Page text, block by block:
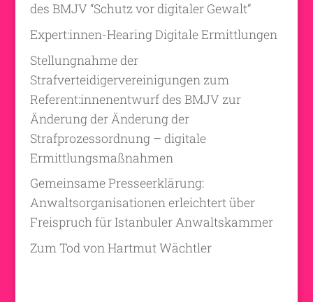
des BMJV “Schutz vor digitaler Gewalt”
Expert:innen-Hearing Digitale Ermittlungen
Stellungnahme der
Strafverteidigervereinigungen zum
Referent:innenentwurf des BMJV zur
Änderung der Änderung der
Strafprozessordnung – digitale
Ermittlungsmaßnahmen
Gemeinsame Presseerklärung:
Anwaltsorganisationen erleichtert über
Freispruch für Istanbuler Anwaltskammer
Zum Tod von Hartmut Wächtler